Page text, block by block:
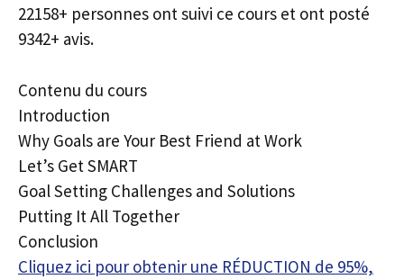
22158+ personnes ont suivi ce cours et ont posté
9342+ avis.
Contenu du cours
Introduction
Why Goals are Your Best Friend at Work
Let’s Get SMART
Goal Setting Challenges and Solutions
Putting It All Together
Conclusion
Cliquez ici pour obtenir une RÉDUCTION de 95%,